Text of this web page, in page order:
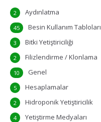
Aydınlatma
2
Besin Kullanım Tabloları
45
Bitki Yetiştiriciliği
3
Filizlendirme / Klonlama
2
Genel
10
Hesaplamalar
5
Hidroponik Yetiştiricilik
2
Yetiştirme Medyaları
4